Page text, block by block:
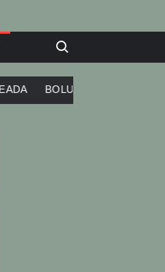
Search for:
BOLU DEVELİ